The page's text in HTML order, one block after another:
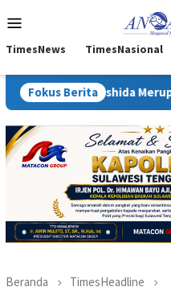
ke
Mobile
TimesNews TimesNasional
Fokus Berita
Merupakan Ranah APH
Beranda TimesHeadline